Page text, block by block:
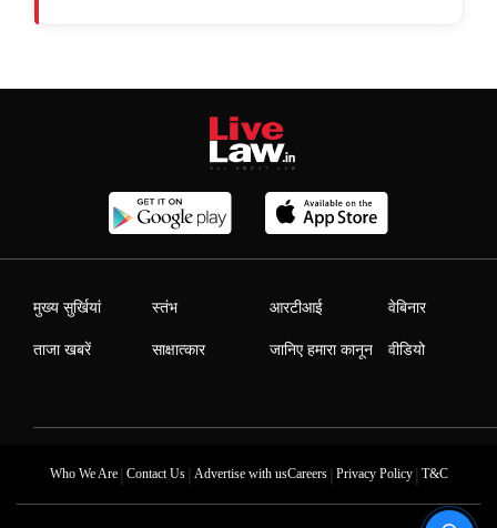
मुख्य सुर्खियां
ताजा खबरें
स्तंभ
साक्षात्कार
आरटीआई
जानिए हमारा कानून
वेबिनार
वीडियो
Who We Are| Contact Us| Advertise with usCareers| Privacy Policy| T&C